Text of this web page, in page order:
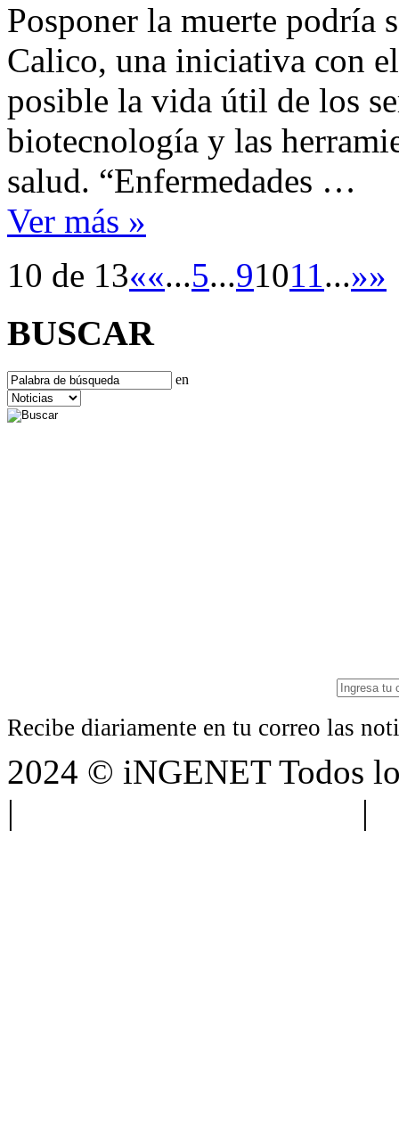
Posponer la muerte podría
Calico, una iniciativa con
posible la vida útil de los
biotecnología y las
salud. “Enfermedades …
Ver más »
10 de 13««...5...91011...»»
BUSCAR
en
Recibe diariamente en tu correo las
2024 © iNGENET Todos
|
|